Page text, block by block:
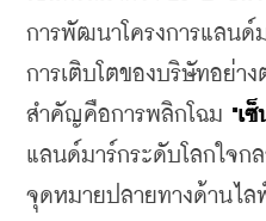
การพัฒนาโครงการแลนด์
การเติบโตของบริษัทอย่า
สำคัญคือการพลิกโฉม "เ
แลนด์มาร์กระดับโลกใจก
จุดหมายปลายทางด้านไ